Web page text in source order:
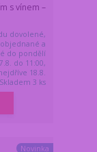
s vínem –
dovolené,
a
do pondělí
do 11:00,
18.8.
3 ks
Novinka